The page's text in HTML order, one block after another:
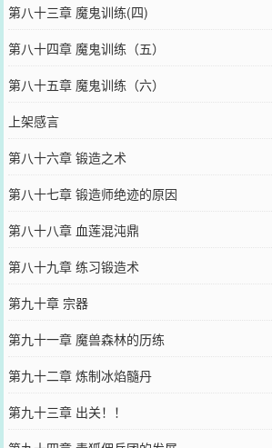
第八十三章 魔鬼训练(四)
第八十四章 魔鬼训练（五）
第八十五章 魔鬼训练（六）
上架感言
第八十六章 锻造之术
第八十七章 锻造师绝迹的原因
第八十八章 血莲混沌鼎
第八十九章 练习锻造术
第九十章 宗器
第九十一章 魔兽森林的历练
第九十二章 炼制冰焰髓丹
第九十三章 出关！！